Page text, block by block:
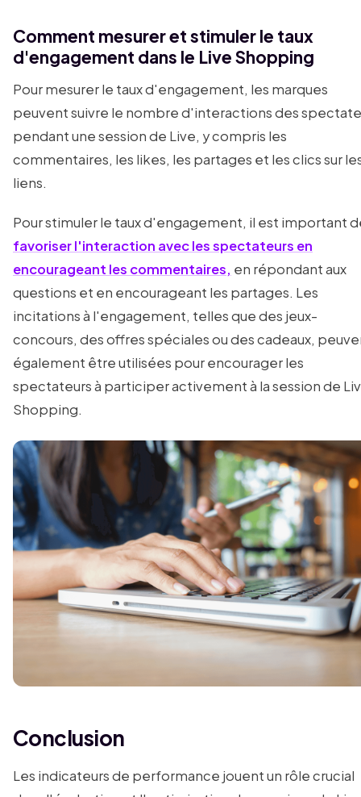
Comment mesurer et stimuler le taux
d'engagement dans le Live Shopping
Pour mesurer le taux d'engagement, les marques
peuvent suivre le nombre d'interactions des
pendant une session de Live, y compris les
commentaires, les likes, les partages et les clics sur
liens.
Pour stimuler le taux d'engagement, il est important
favoriser l'interaction avec les spectateurs en
encourageant les commentaires, en répondant aux
questions et en encourageant les partages. Les
incitations à l'engagement, telles que des jeux-
concours, des offres spéciales ou des cadeaux,
également être utilisées pour encourager les
spectateurs à participer activement à la session de
Shopping.
Conclusion
Les indicateurs de performance jouent un rôle crucial